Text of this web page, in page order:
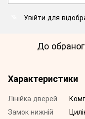
Увійти для
До
Характеристики
Лінійка дверей
Замок нижній